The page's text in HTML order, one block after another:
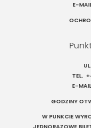
E-
TEL.
E-
GODZINY
W PUNKCIE